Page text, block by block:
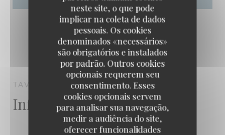
neste site, o que pode
implicar na coleta de dados
pessoais. Os cookies
denominados «necessários»
são obrigatórios e instalados
por padrão. Outros cookies
opcionais requerem seu
consentimento. Esses
cookies opcionais servem
para analisar sua navegação,
medir a audiência do site,
oferecer funcionalidades
TAVLINE PARIS
Informações gerais